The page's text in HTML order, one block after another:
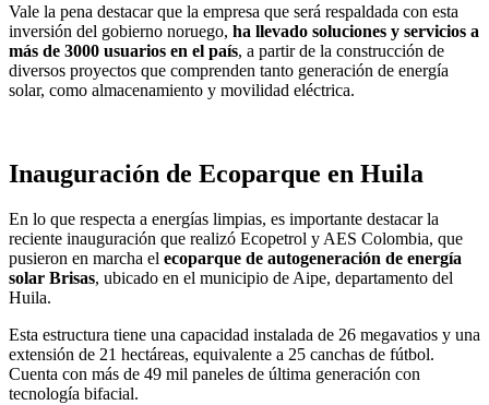
Vale la pena destacar que la empresa que será respaldada con esta
inversión del gobierno noruego, ha llevado soluciones y servicios a
más de 3000 usuarios en el país, a partir de la construcción de
diversos proyectos que comprenden tanto generación de energía
solar, como almacenamiento y movilidad eléctrica.
Inauguración de Ecoparque en Huila
En lo que respecta a energías limpias, es importante destacar la
reciente inauguración que realizó Ecopetrol y AES Colombia, que
pusieron en marcha el ecoparque de autogeneración de energía
solar Brisas, ubicado en el municipio de Aipe, departamento del
Huila.
Esta estructura tiene una capacidad instalada de 26 megavatios y una
extensión de 21 hectáreas, equivalente a 25 canchas de fútbol.
Cuenta con más de 49 mil paneles de última generación con
tecnología bifacial.